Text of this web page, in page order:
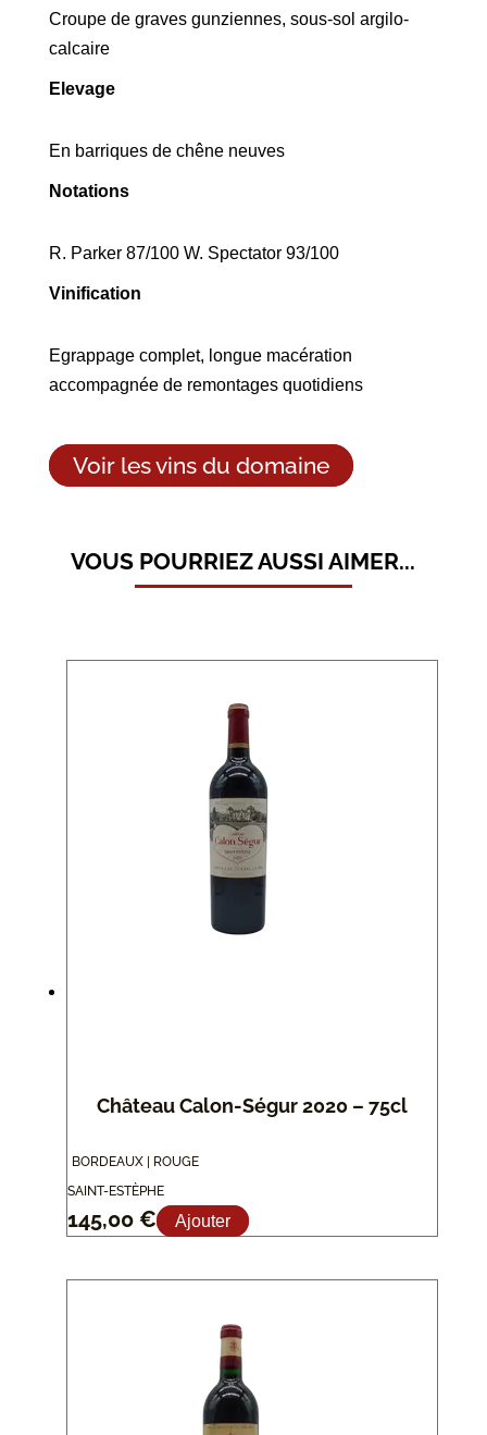
Croupe de graves gunziennes, sous-sol argilo-
calcaire
Elevage
En barriques de chêne neuves
Notations
R. Parker 87/100 W. Spectator 93/100
Vinification
Egrappage complet, longue macération
accompagnée de remontages quotidiens
Voir les vins du domaine
VOUS POURRIEZ AUSSI AIMER...
Château Calon-Ségur 2020 – 75cl
BORDEAUX | ROUGE
SAINT-ESTÈPHE
145,00 € Ajouter